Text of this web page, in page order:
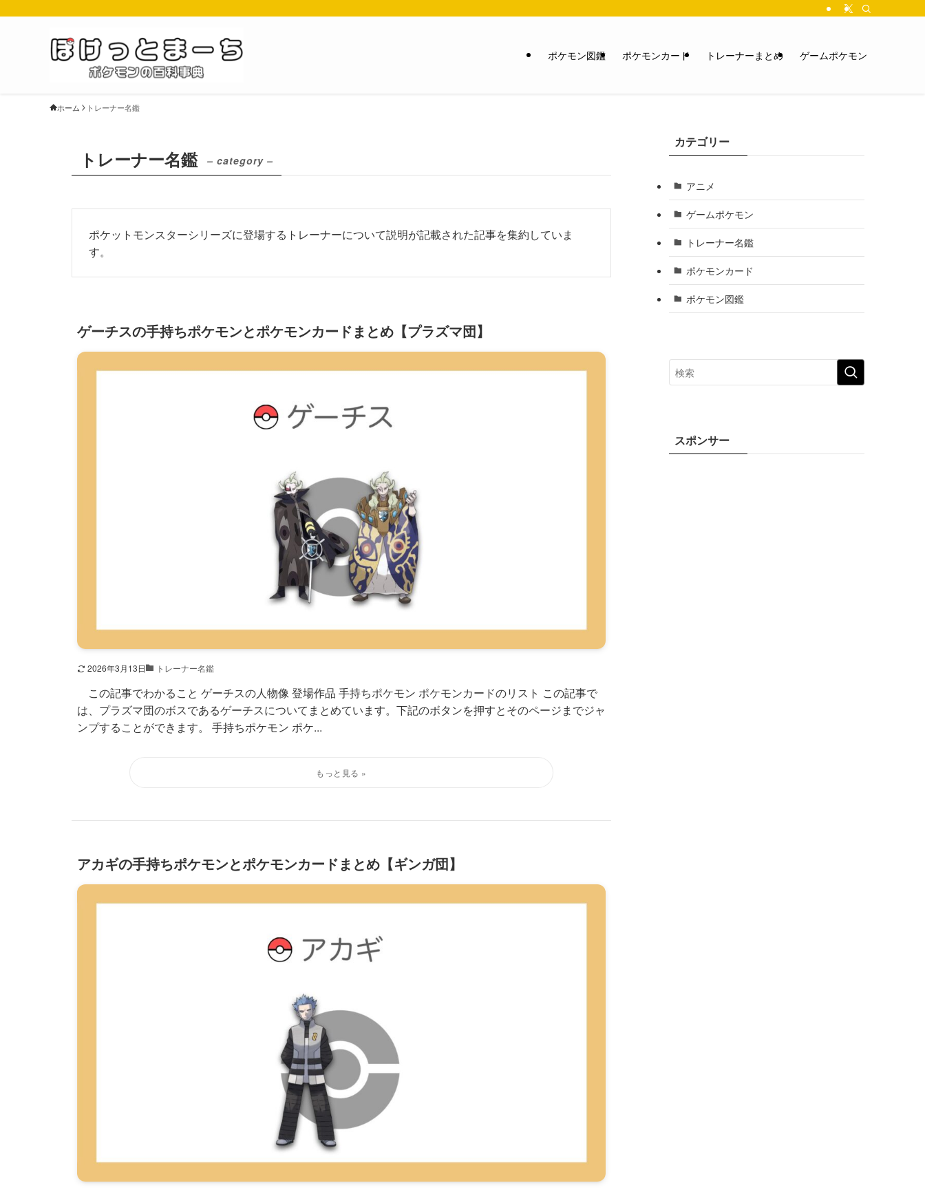
ポケモン図鑑 ポケモンカード トレーナーまとめ ゲームポケモン
ホーム トレーナー名鑑
トレーナー名鑑 – category –
ポケットモンスターシリーズに登場するトレーナーについて説明が記載された記事を集約していま
す。
ゲーチスの手持ちポケモンとポケモンカードまとめ【プラズマ団】
2026年3月13日 トレーナー名鑑
この記事でわかること ゲーチスの人物像 登場作品 手持ちポケモン ポケモンカードのリスト この記事で
は、プラズマ団のボスであるゲーチスについてまとめています。下記のボタンを押すとそのページまでジャ
ンプすることができます。 手持ちポケモン ポケ...
アカギの手持ちポケモンとポケモンカードまとめ【ギンガ団】
カテゴリー
アニメ
ゲームポケモン
トレーナー名鑑
ポケモンカード
ポケモン図鑑
スポンサー